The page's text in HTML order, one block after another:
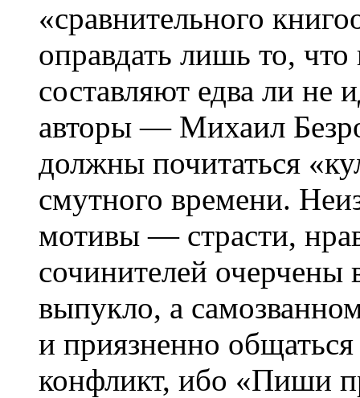
«сравнительного
оправдать лишь то,
составляют едва ли не
авторы — Михаил
должны почитаться
смутного времени.
мотивы — страсти,
сочинителей
выпукло, а
и приязненно
конфликт, ибо «Пиши